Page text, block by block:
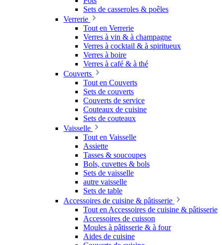
Sets de casseroles & poêles
Verrerie
Tout en Verrerie
Verres à vin & à champagne
Verres à cocktail & à spiritueux
Verres à boire
Verres à café & à thé
Couverts
Tout en Couverts
Sets de couverts
Couverts de service
Couteaux de cuisine
Sets de couteaux
Vaisselle
Tout en Vaisselle
Assiette
Tasses & soucoupes
Bols, cuvettes & bols
Sets de vaisselle
autre vaisselle
Sets de table
Accessoires de cuisine & pâtisserie
Tout en Accessoires de cuisine & pâtisserie
Accessoires de cuisson
Moules à pâtisserie & à four
Aides de cuisine